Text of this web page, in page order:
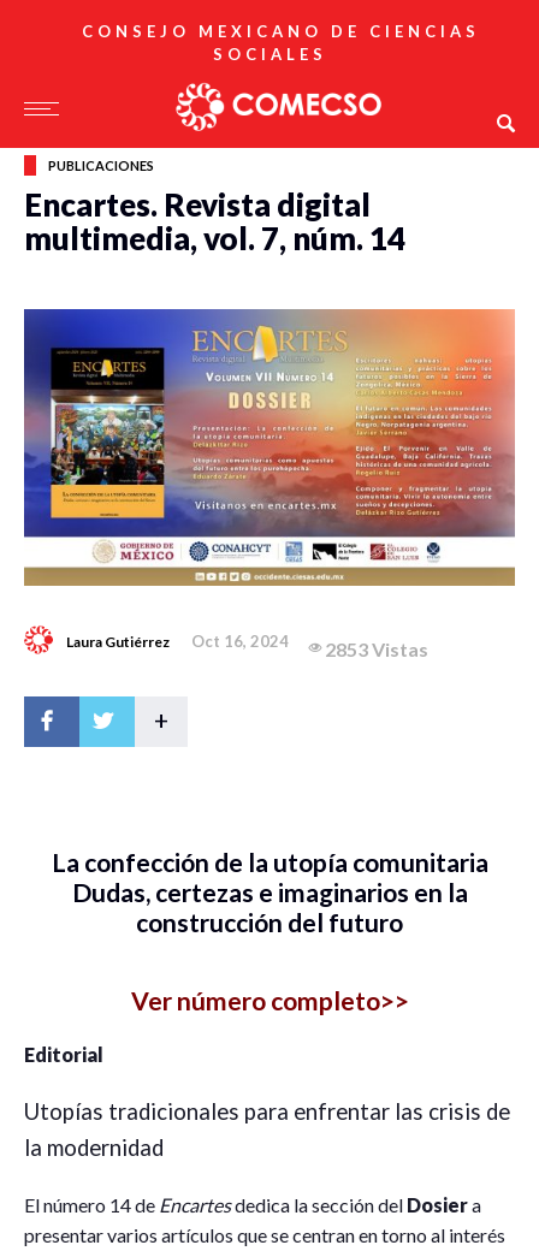
CONSEJO MEXICANO DE CIENCIAS
SOCIALES
PUBLICACIONES
Encartes. Revista digital
multimedia, vol. 7, núm. 14
Laura Gutiérrez Oct 16, 2024 2853 Vistas
+
La confección de la utopía comunitaria
Dudas, certezas e imaginarios en la
construcción del futuro
Ver número completo>>
Editorial
Utopías tradicionales para enfrentar las crisis de
la modernidad
El número 14 de Encartesdedica la sección del Dosiera
presentar varios artículos que se centran en torno al interés